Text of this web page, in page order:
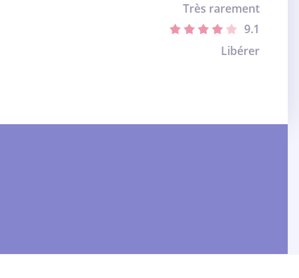
Très rarement
9.1
Libérer